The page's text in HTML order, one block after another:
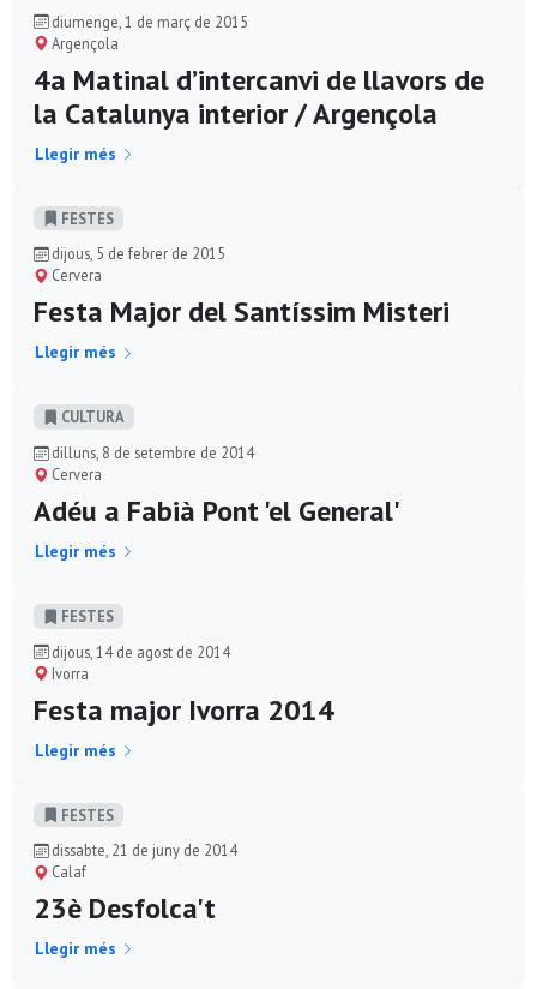
diumenge, 1 de març de 2015
Argençola
4a Matinal d’intercanvi de llavors de
la Catalunya interior / Argençola
Llegir més
FESTES
dijous, 5 de febrer de 2015
Cervera
Festa Major del Santíssim Misteri
Llegir més
CULTURA
dilluns, 8 de setembre de 2014
Cervera
Adéu a Fabià Pont 'el General'
Llegir més
FESTES
dijous, 14 de agost de 2014
Ivorra
Festa major Ivorra 2014
Llegir més
FESTES
dissabte, 21 de juny de 2014
Calaf
23è Desfolca't
Llegir més